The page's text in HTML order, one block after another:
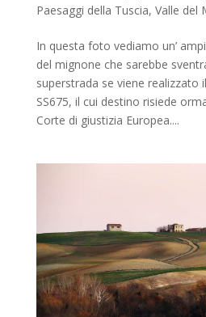
Paesaggi della Tuscia, Valle del
In questa foto vediamo un’
del mignone che sarebbe
superstrada se viene realizzato
SS675, il cui destino risiede
Corte di giustizia Europea....